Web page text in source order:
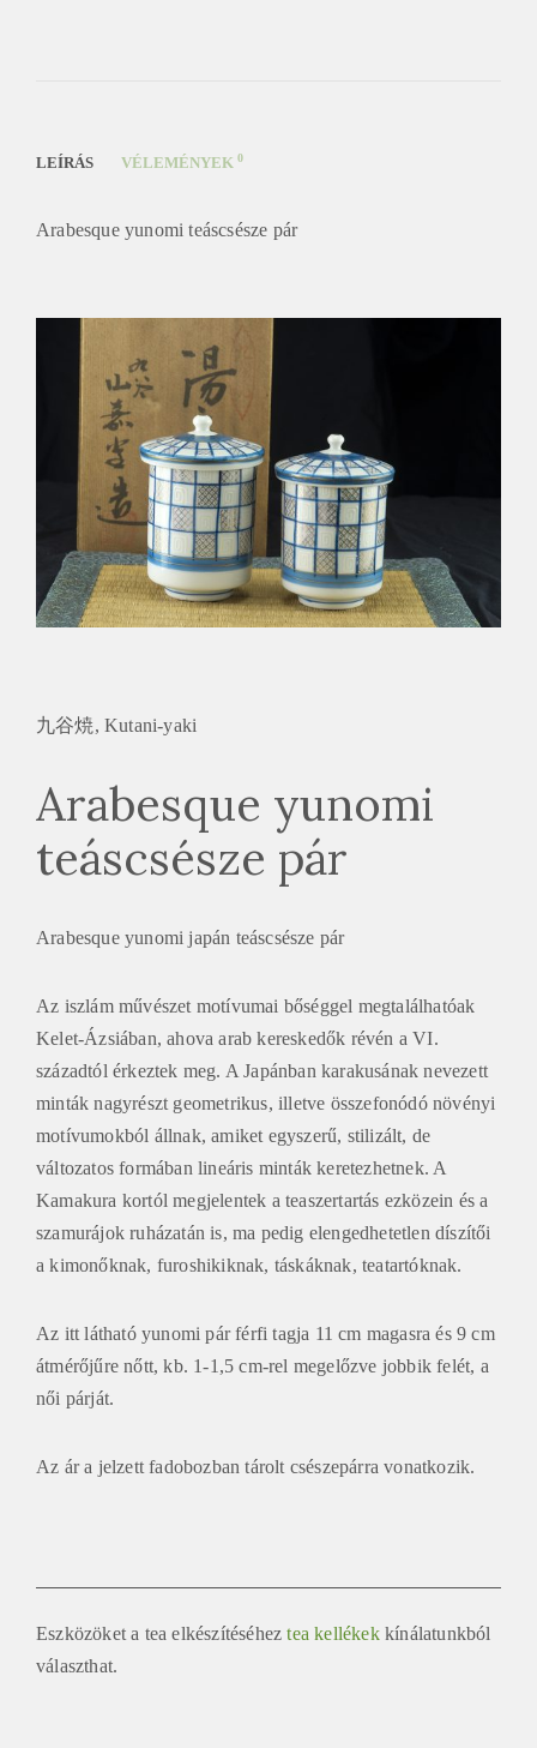
LEÍRÁS VÉLEMÉNYEK 0
Arabesque yunomi teáscsésze pár
九谷焼, Kutani-yaki
Arabesque yunomi
teáscsésze pár
Arabesque yunomi japán teáscsésze pár
Az iszlám művészet motívumai bőséggel megtalálhatóak
Kelet-Ázsiában, ahova arab kereskedők révén a VI.
századtól érkeztek meg. A Japánban karakusának nevezett
minták nagyrészt geometrikus, illetve összefonódó növényi
motívumokból állnak, amiket egyszerű, stilizált, de
változatos formában lineáris minták keretezhetnek. A
Kamakura kortól megjelentek a teaszertartás ezközein és a
szamurájok ruházatán is, ma pedig elengedhetetlen díszítői
a kimonőknak, furoshikiknak, táskáknak, teatartóknak.
Az itt látható yunomi pár férfi tagja 11 cm magasra és 9 cm
átmérőjűre nőtt, kb. 1-1,5 cm-rel megelőzve jobbik felét, a
női párját.
Az ár a jelzett fadobozban tárolt csészepárra vonatkozik.
Eszközöket a tea elkészítéséhez tea kellékek kínálatunkból
választhat.